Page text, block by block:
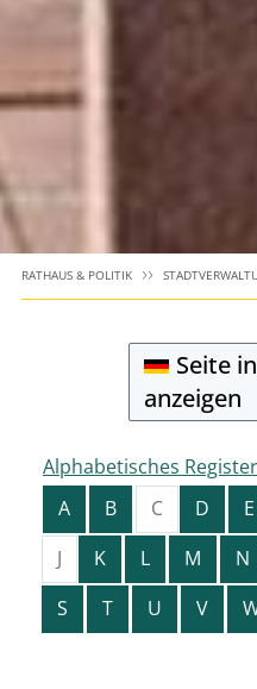
RATHAUS & POLITIK
Seite
anzeigen
Alphabetisches
A
B C D E
J
K L M N
S
T U V